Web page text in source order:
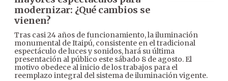
modernizar: ¿Qué cambios se
vienen?
Tras casi 24 años de funcionamiento, la iluminación
monumental de Itaipú, consistente en el tradicional
espectáculo de luces y sonidos, hará su última
presentación al público este sábado 8 de agosto. El
motivo obedece al inicio de los trabajos para el
reemplazo integral del sistema de iluminación vigente.